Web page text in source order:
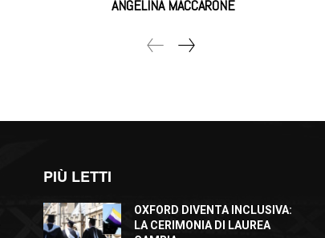
ANGELINA MACCARONE
PIÙ LETTI
OXFORD DIVENTA INCLUSIVA:
LA CERIMONIA DI LAUREA